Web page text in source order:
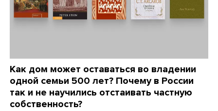
Как дом может оставаться во владении
одной семьи 500 лет? Почему в России
так и не научились отстаивать частную
собственность?